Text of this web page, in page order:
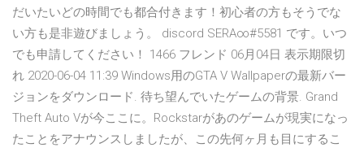
だいたいどの時間でも都合付きます！初心者の方もそうでな
い方も是非遊びましょう。 discord SERA∞#5581 です。いつ
でも申請してください！ 1466 フレンド 06月04日 表示期限切
れ 2020-06-04 11:39 Windows用のGTA V Wallpaperの最新バー
ジョンをダウンロード. 待ち望んでいたゲームの背景. Grand
Theft Auto Vが今ここに。Rockstarがあのゲームが現実になっ
たことをアナウンスしましたが、この先何ヶ月も目にするこ